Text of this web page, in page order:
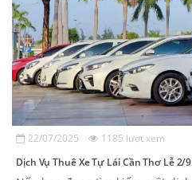
22/07/2025 1185 lượt xem
Dịch Vụ Thuê Xe Tự Lái Cần Thơ Lễ 2/